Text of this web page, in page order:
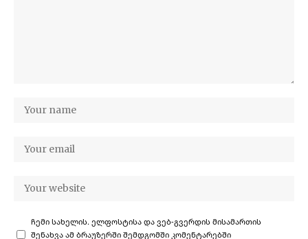
ჩემი სახელის. ელფოსტისა და ვებ-გვერდის მისამართის
შენახვა ამ ბრაუზერში შემდგომში კომენტარებში